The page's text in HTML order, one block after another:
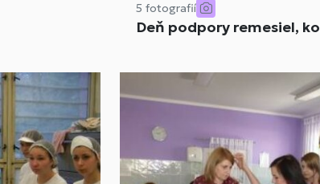
5 fotografií
Deň podpory remesiel,